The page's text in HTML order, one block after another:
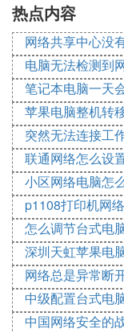
4“，而且DNS是
的DHCP并没有
无线路由器分配
8.0.255）。那么
置好就行啦。
现在是教大家设
吧。请按照图中
3. 笔记本连无线
方法如下：
1、使用其他手机
除WiFi本身问题
2、重启一下路
厂设置，然后重
热点内容
网络共享中心没
电脑无法检测到
笔记本电脑一天
苹果电脑整机转
突然无法连接工
联通网络怎么设
小区网络电脑怎
p1108打印机网
怎么调节台式电
深圳天虹苹果电
网络总是异常断
中级配置台式电
中国网络安全的